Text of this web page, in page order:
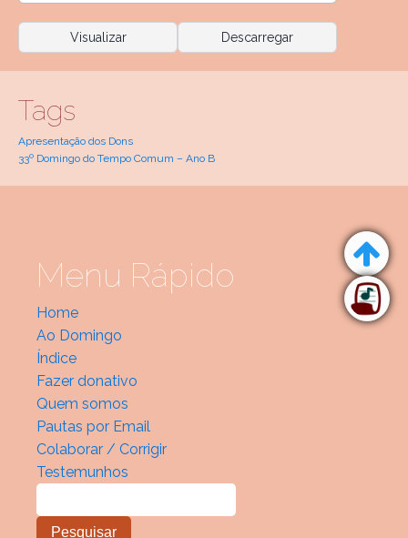
Visualizar Descarregar
Tags
Apresentação dos Dons
33º Domingo do Tempo Comum – Ano B
Menu Rápido
Home
Ao Domingo
Índice
Fazer donativo
Quem somos
Pautas por Email
Colaborar / Corrigir
Testemunhos